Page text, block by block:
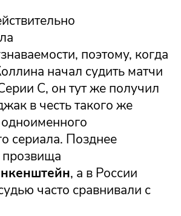
поэтому, когда
начал судить матчи
С, он тут же получил
в честь такого же
сериала. Позднее
, а в России
часто сравнивали с